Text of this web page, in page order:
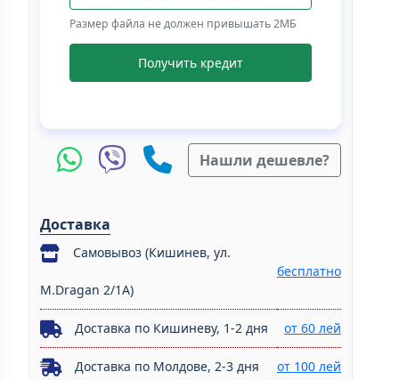
Размер файла не должен привышать 2МБ
Получить кредит
Нашли дешевле?
Доставка
Самовывоз (Кишинев, ул.
M.Dragan 2/1A)
бесплатно
Доставка по Кишиневу, 1-2 дня от 60 лей
Доставка по Молдове, 2-3 дня от 100 лей